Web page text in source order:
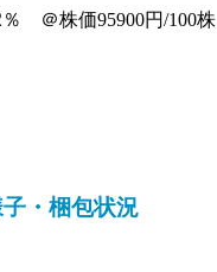
％ ＠株価95900円/100株
・梱包状況